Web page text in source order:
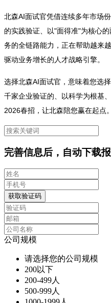
北森AI面试官凭借连续多年市场
的实践验证、以"面得准"为核心
务的全链路能力，正在帮助越来
驱动业务增长的人才战略引擎。
选择北森AI面试官，意味着您选
千家企业验证的、以科学为根基
2026春招，让北森陪您赢在起点。
完善信息后，自动下载
获取验证码
公司规模
请选择您的公司规模
200以下
200-499人
500-999人